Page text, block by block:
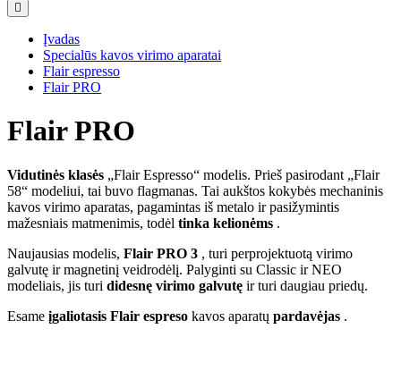
Įvadas
Specialūs kavos virimo aparatai
Flair espresso
Flair PRO
Flair PRO
Vidutinės klasės „Flair Espresso“ modelis. Prieš pasirodant „Flair
58“ modeliui, tai buvo flagmanas. Tai aukštos kokybės mechaninis
kavos virimo aparatas, pagamintas iš metalo ir pasižymintis
mažesniais matmenimis, todėl tinka kelionėms .
Naujausias modelis, Flair PRO 3 , turi perprojektuotą virimo
galvutę ir magnetinį veidrodėlį. Palyginti su Classic ir NEO
modeliais, jis turi didesnę virimo galvutę ir turi daugiau priedų.
Esame įgaliotasis Flair espreso kavos aparatų pardavėjas .